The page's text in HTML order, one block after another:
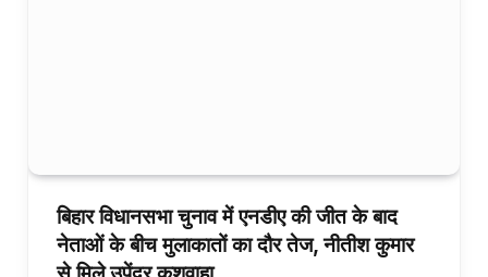
बिहार विधानसभा चुनाव में एनडीए की जीत के बाद
नेताओं के बीच मुलाकातों का दौर तेज, नीतीश कुमार